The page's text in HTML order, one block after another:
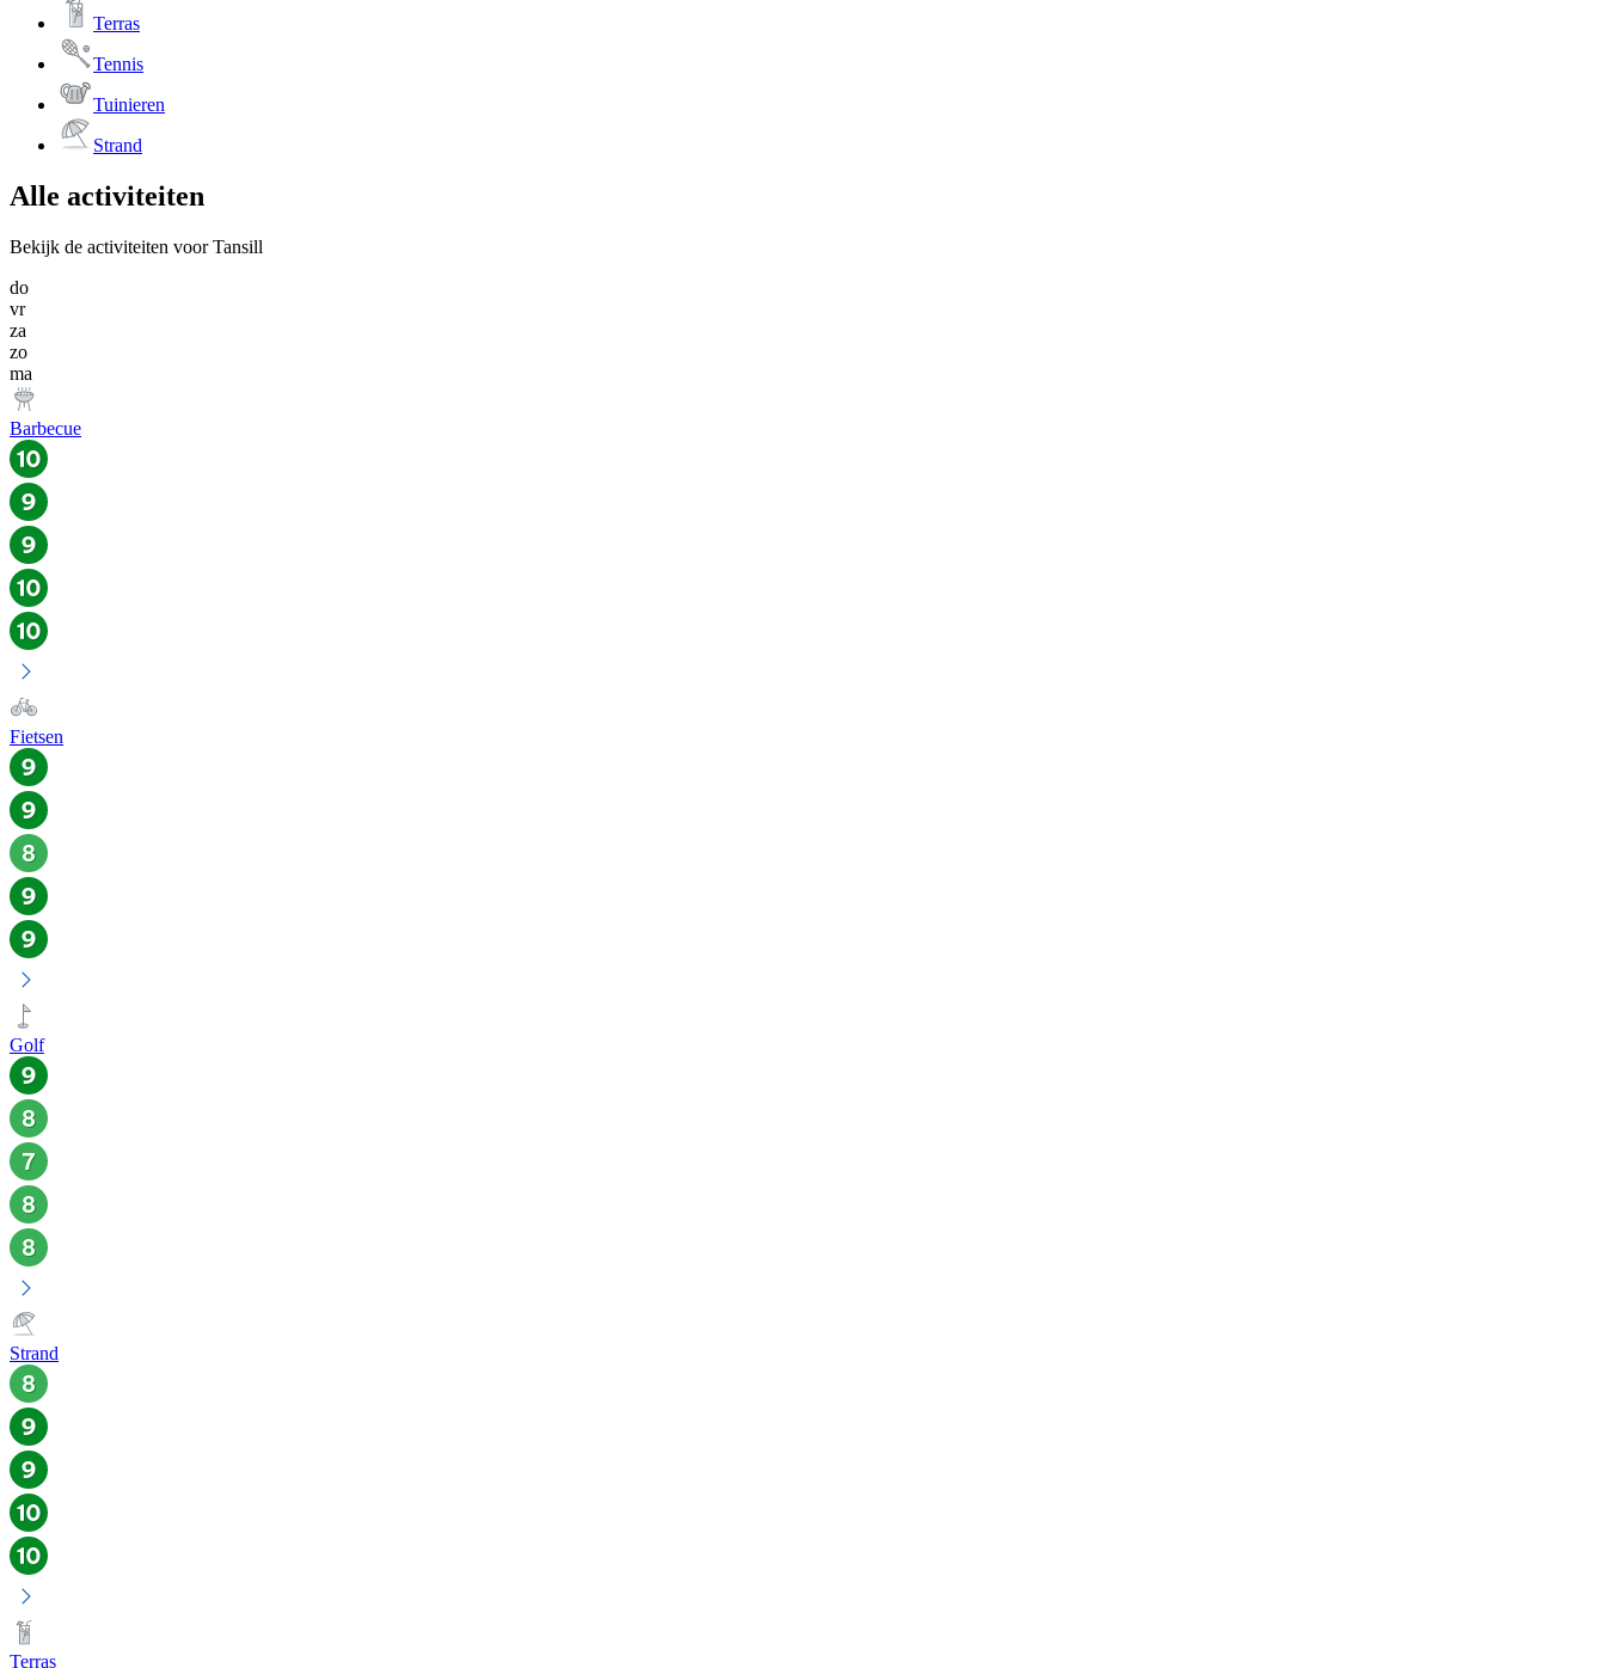
Terras
Tennis
Tuinieren
Strand
Alle activiteiten
Bekijk de activiteiten voor Tansill
do
vr
za
zo
ma
Barbecue
Fietsen
Golf
Strand
Terras